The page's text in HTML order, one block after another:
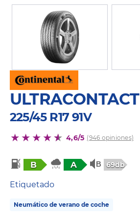
ULTRACONTACT
225/45 R17 91V
4,6/5 (946 opiniones)
B A 69db
Etiquetado
Neumático de verano de coche